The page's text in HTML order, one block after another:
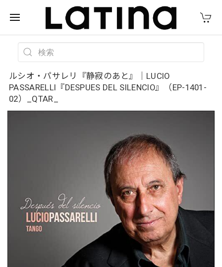
ルシオ・パサレリ『静寂のあと』｜LUCIO
PASSARELLI『DESPUES DEL SILENCIO』（EP-1401-
02）_QTAR_